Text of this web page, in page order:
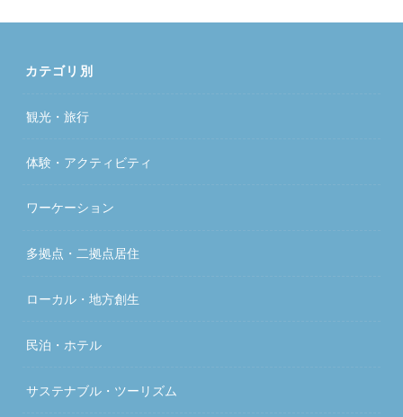
カテゴリ別
観光・旅行
体験・アクティビティ
ワーケーション
多拠点・二拠点居住
ローカル・地方創生
民泊・ホテル
サステナブル・ツーリズム